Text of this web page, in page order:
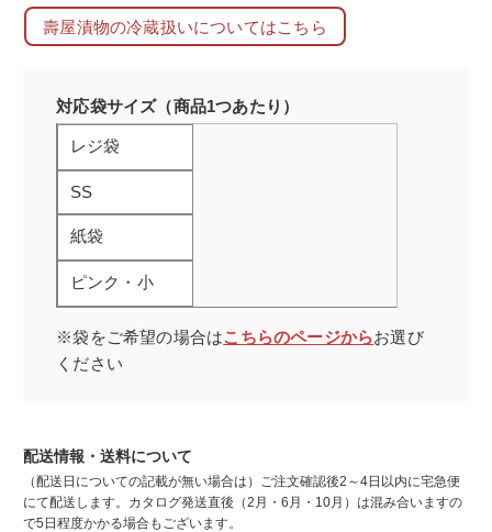
壽屋漬物の冷蔵扱いについてはこちら
対応袋サイズ（商品1つあたり）
レジ袋
SS
紙袋
ピンク・小
※袋をご希望の場合はこちらのページからお選び
ください
配送情報・送料について
（配送日についての記載が無い場合は）ご注文確認後2～4日以内に宅急便
にて配送します。カタログ発送直後（2月・6月・10月）は混み合いますの
で5日程度かかる場合もございます。